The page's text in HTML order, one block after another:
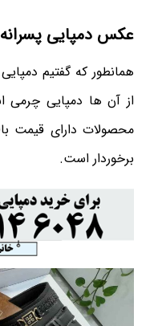
عکس دمپایی
همانطور که گفتیم
از آن ها دمپایی چرمی
محصولات دارای قیمت
برخوردار است.